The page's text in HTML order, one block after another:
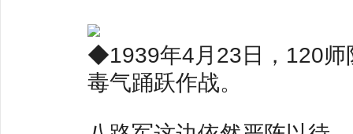
◆1939年4月23日，120师
毒气踊跃作战。